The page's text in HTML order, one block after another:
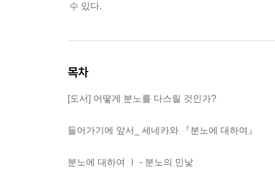
수 있다.
목차
[도서] 어떻게 분노를 다스릴 것인가?
들어가기에 앞서_ 세네카와 『분노에 대하여』
분노에 대하여 Ⅰ - 분노의 민낯